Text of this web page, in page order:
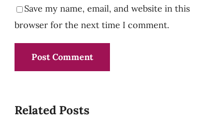
Save my name, email, and website in this
browser for the next time I comment.
Related Posts